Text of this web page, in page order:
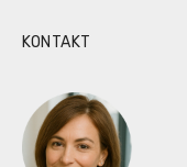
KONTAKT